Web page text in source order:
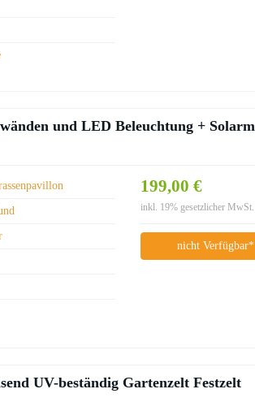
und LED Beleuchtung +
199,00 €
inkl. 19% gesetzlicher MwSt.
nicht Verfügbar*
UV-beständig Gartenzelt Festzelt